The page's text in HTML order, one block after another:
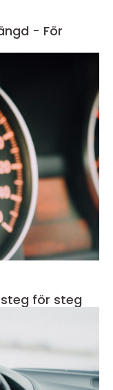
- För
steg för steg